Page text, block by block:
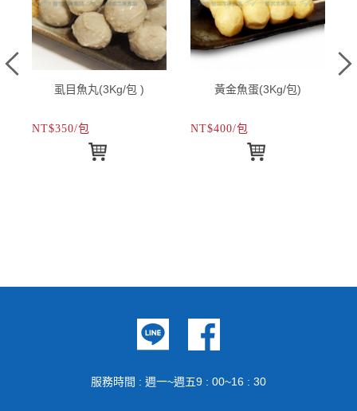
虱目魚丸(3Kg/包 )
NT$350/包
黃金魚蛋(3Kg/包)
NT$400/包
服務時間 : 週一~週五9 : 00~16 : 30